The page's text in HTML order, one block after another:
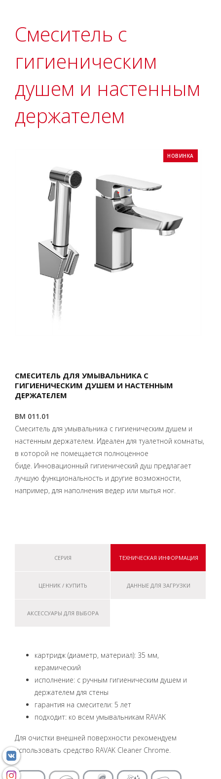
Смеситель с
гигиеническим
душем и настенным
держателем
НОВИНКА
СМЕСИТЕЛЬ ДЛЯ УМЫВАЛЬНИКА С
ГИГИЕНИЧЕСКИМ ДУШЕМ И НАСТЕННЫМ
ДЕРЖАТЕЛЕМ
BM 011.01
Смеситель для умывальника с гигиеническим душем и
настенным держателем. Идеален для туалетной комнаты,
в которой не помещается полноценное
биде. Инновационный гигиенический душ предлагает
лучшую функциональность и другие возможности,
например, для наполнения ведер или мытья ног.
СЕРИЯ ТЕХНИЧЕСКАЯ ИНФОРМАЦИЯ
ЦЕННИК / КУПИТЬ ДАННЫЕ ДЛЯ ЗАГРУЗКИ
АКСЕССУАРЫ ДЛЯ ВЫБОРА
картридж (диаметр, материал): 35 мм,
керамический
исполнение: с ручным гигиеническим душем и
держателем для стены
гарантия на смесители: 5 лет
подходит: ко всем умывальникам RAVAK
Для очистки внешней поверхности рекомендуем
использовать средство RAVAK Cleaner Chrome.